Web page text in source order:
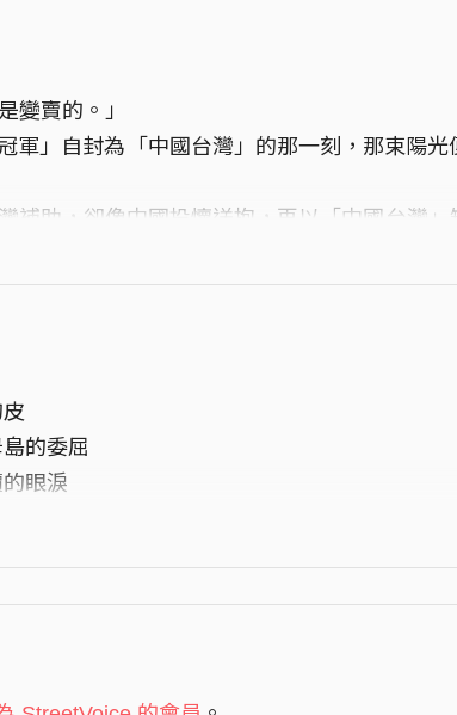
變賣的。」
軍」自封為「中國台灣」的那一刻，那束陽
補助，卻像中國投懷送抱，再以「中國台灣
呻吟的詐騙集團！
陽光女子合唱團 #Taiwan
的委屈
眼淚
偽的祭壇